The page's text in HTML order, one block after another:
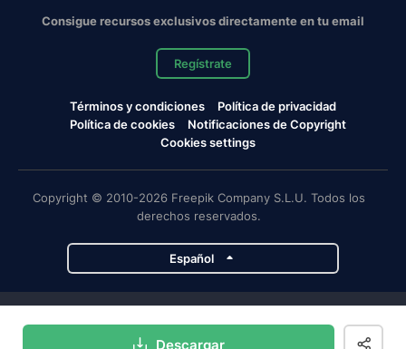
Descargar
Consigue recursos exclusivos directamente en tu email
Regístrate
Términos y condiciones
Política de privacidad
Política de cookies
Notificaciones de Copyright
Cookies settings
Copyright © 2010-2026 Freepik Company S.L.U. Todos los
derechos reservados.
Español